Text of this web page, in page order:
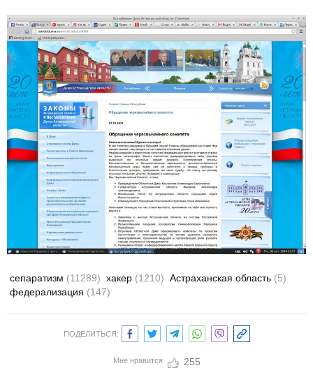
сепаратизм (11289) хакер (1210) Астраханская область (5)
федерализация (147)
ПОДЕЛИТЬСЯ:
Мне нравится 255